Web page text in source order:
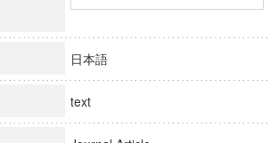
日本語
text